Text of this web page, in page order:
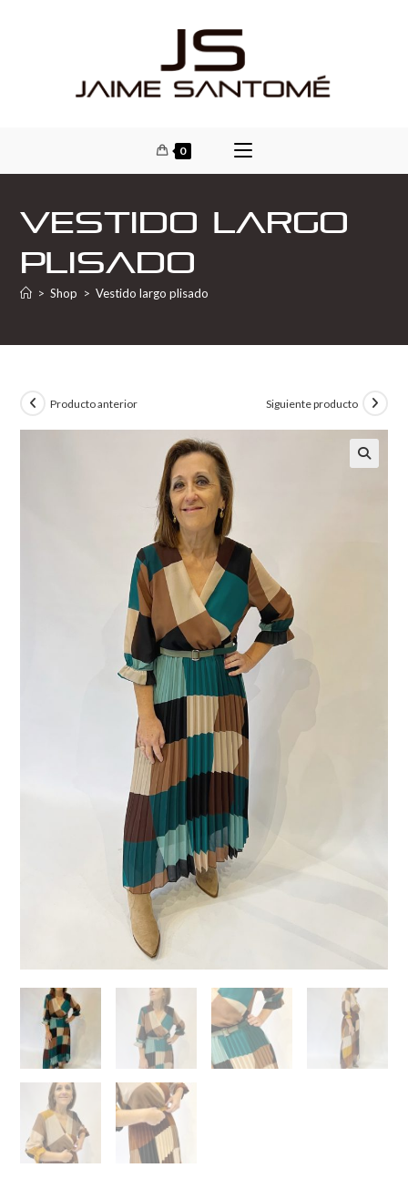
0
Vestido largo
plisado
> Shop > Vestido largo plisado
Producto anterior Siguiente producto